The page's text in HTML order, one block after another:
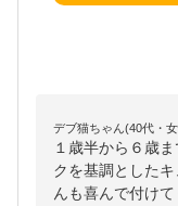
デブ猫ちゃん(40代・
１歳半から６歳
クを基調とした
んも喜んで付け